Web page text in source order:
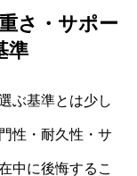
さ・サポー
準
ぶ基準とは少し
性・耐久性・サ
中に後悔するこ